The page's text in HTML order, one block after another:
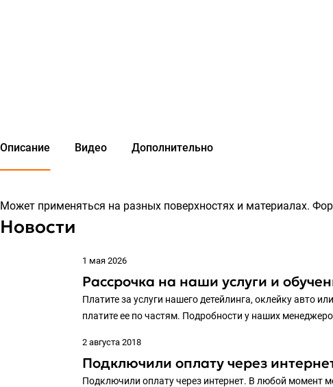
Описание Видео Дополнительно
Может применяться на разных поверхностях и материалах.
Новости
1 мая 2026
Рассрочка на наши услуги и
Платите за услуги нашего детейлинга, оклейку авто
платите ее по частям. Подробности у наших
2 августа 2018
Подключили оплату через
Подключили оплату через интернет. В любой момент